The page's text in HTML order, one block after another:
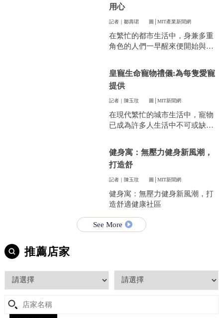
到突然變天，曬衣服真的讓不少
人感到頭疼。
用心
記者｜鄒壽珺 圖│MIT產業新聞網
在繁忙的都市生活中，身兼多重
角色的人們一早醒來便開始與時
皇寵生命寵物禮儀:為每隻愛寵
提供
記者｜陳玉玟 圖│MIT新聞網
在現代繁忙的城市生活中，寵物
已成為許多人生活中不可或缺的
藉。當愛寵的生命走到盡頭時，
飼主們往往陷入深深的悲傷，而
如何讓他們走得體面、安心，成
的訴求。
健身寓：無壓力健身新風潮，
打造舒
記者｜陳玉玟 圖│MIT新聞網
健身寓：無壓力健身新風潮，打
造舒適健康社區
See More
推薦店家